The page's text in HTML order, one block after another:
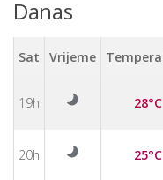
Danas
Sat Vrijeme
19h 28°C
20h 25°C